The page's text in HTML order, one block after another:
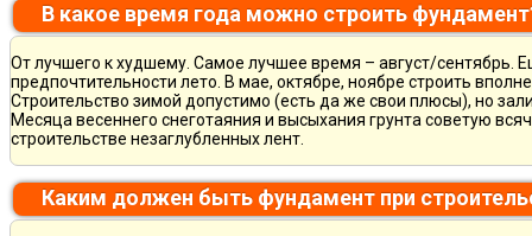
В какое время года можно строить
От лучшего к худшему. Самое лучшее время – август/сентябрь.
предпочтительности лето. В мае, октябре, ноябре строить
Строительство зимой допустимо (есть да же свои плюсы), но
Месяца весеннего снеготаяния и высыхания грунта советую
строительстве незаглубленных лент.
Каким должен быть фундамент при